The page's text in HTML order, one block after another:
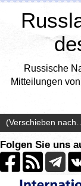
Russische
Mitteilungen
Folgen Sie uns